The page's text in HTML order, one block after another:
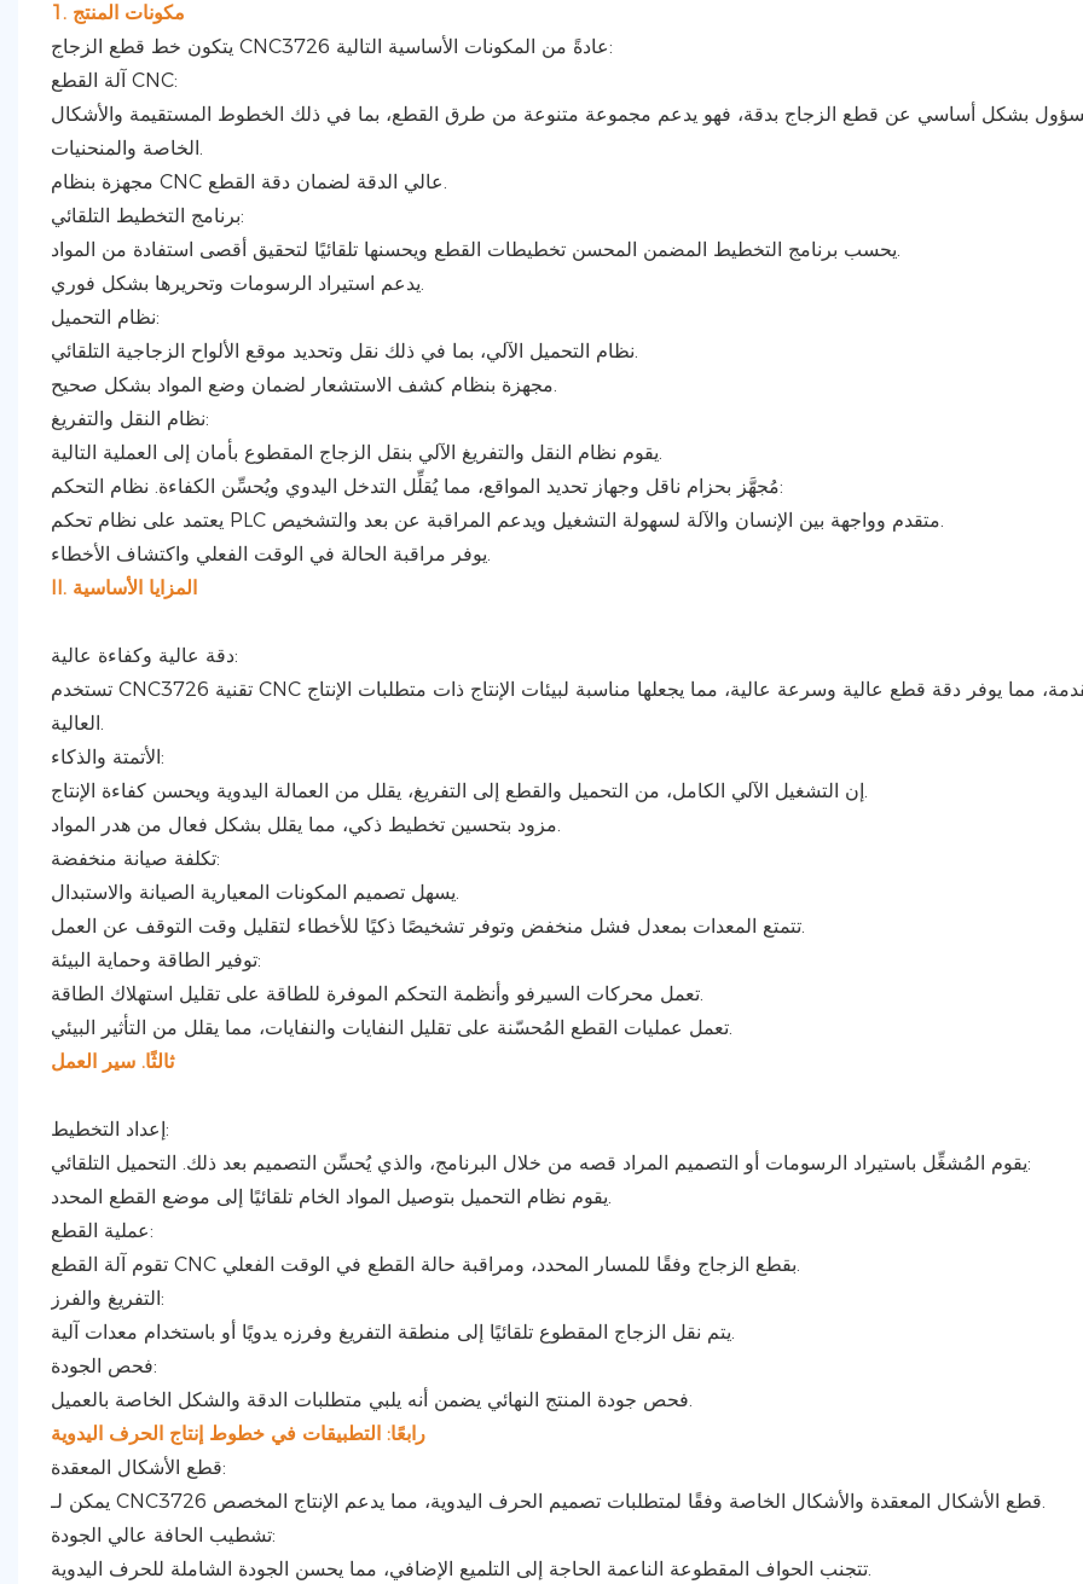
1. مكونات المنتج
يتكون خط قطع الزجاج CNC3726 عادةً من المكونات الأساسية التالية:
آلة القطع CNC:
بشكل أساسي عن قطع الزجاج بدقة، فهو يدعم مجموعة متنوعة من طرق القطع، بما في ذلك الخطوط المستقيمة والأشكال
الخاصة والمنحنيات.
مجهزة بنظام CNC عالي الدقة لضمان دقة القطع.
برنامج التخطيط التلقائي:
يحسب برنامج التخطيط المضمن المحسن تخطيطات القطع ويحسنها تلقائيًا لتحقيق أقصى استفادة من المواد.
يدعم استيراد الرسومات وتحريرها بشكل فوري.
نظام التحميل:
نظام التحميل الآلي، بما في ذلك نقل وتحديد موقع الألواح الزجاجية التلقائي.
مجهزة بنظام كشف الاستشعار لضمان وضع المواد بشكل صحيح.
نظام النقل والتفريغ:
يقوم نظام النقل والتفريغ الآلي بنقل الزجاج المقطوع بأمان إلى العملية التالية.
مُجهَّز بحزام ناقل وجهاز تحديد المواقع، مما يُقلِّل التدخل اليدوي ويُحسِّن الكفاءة. نظام التحكم:
يعتمد على نظام تحكم PLC متقدم وواجهة بين الإنسان والآلة لسهولة التشغيل ويدعم المراقبة عن بعد والتشخيص.
يوفر مراقبة الحالة في الوقت الفعلي واكتشاف الأخطاء.
II. المزايا الأساسية
دقة عالية وكفاءة عالية:
تستخدم CNC3726 تقنية CNC المتقدمة، مما يوفر دقة قطع عالية وسرعة عالية، مما يجعلها مناسبة لبيئات الإنتاج ذات متطلبات الإنتاج
العالية.
الأتمتة والذكاء:
إن التشغيل الآلي الكامل، من التحميل والقطع إلى التفريغ، يقلل من العمالة اليدوية ويحسن كفاءة الإنتاج.
مزود بتحسين تخطيط ذكي، مما يقلل بشكل فعال من هدر المواد.
تكلفة صيانة منخفضة:
يسهل تصميم المكونات المعيارية الصيانة والاستبدال.
تتمتع المعدات بمعدل فشل منخفض وتوفر تشخيصًا ذكيًا للأخطاء لتقليل وقت التوقف عن العمل.
توفير الطاقة وحماية البيئة:
تعمل محركات السيرفو وأنظمة التحكم الموفرة للطاقة على تقليل استهلاك الطاقة.
تعمل عمليات القطع المُحسّنة على تقليل النفايات والنفايات، مما يقلل من التأثير البيئي.
ثالثًا. سير العمل
إعداد التخطيط:
يقوم المُشغِّل باستيراد الرسومات أو التصميم المراد قصه من خلال البرنامج، والذي يُحسِّن التصميم بعد ذلك. التحميل التلقائي:
يقوم نظام التحميل بتوصيل المواد الخام تلقائيًا إلى موضع القطع المحدد.
عملية القطع:
تقوم آلة القطع CNC بقطع الزجاج وفقًا للمسار المحدد، ومراقبة حالة القطع في الوقت الفعلي.
التفريغ والفرز:
يتم نقل الزجاج المقطوع تلقائيًا إلى منطقة التفريغ وفرزه يدويًا أو باستخدام معدات آلية.
فحص الجودة:
فحص جودة المنتج النهائي يضمن أنه يلبي متطلبات الدقة والشكل الخاصة بالعميل.
رابعًا: التطبيقات في خطوط إنتاج الحرف اليدوية
قطع الأشكال المعقدة:
يمكن لـ CNC3726 قطع الأشكال المعقدة والأشكال الخاصة وفقًا لمتطلبات تصميم الحرف اليدوية، مما يدعم الإنتاج المخصص.
تشطيب الحافة عالي الجودة:
تتجنب الحواف المقطوعة الناعمة الحاجة إلى التلميع الإضافي، مما يحسن الجودة الشاملة للحرف اليدوية.